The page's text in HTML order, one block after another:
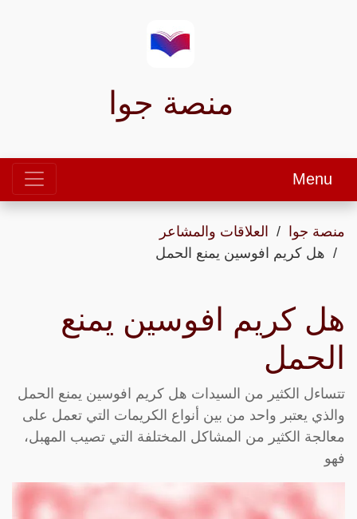
منصة جوا
Menu
منصة جوا
العلاقات والمشاعر
هل كريم افوسين يمنع الحمل
هل كريم افوسين يمنع
الحمل
تتساءل الكثير من السيدات هل كريم افوسين يمنع الحمل
والذي يعتبر واحد من بين أنواع الكريمات التي تعمل على
معالجة الكثير من المشاكل المختلفة التي تصيب المهبل،
فهو